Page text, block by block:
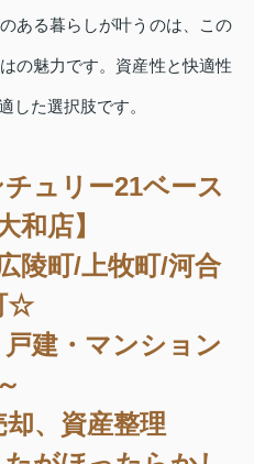
ある暮らしが叶うのは、この
の魅力です。資産性と快適性
した選択肢です。
ュリー21ベース
和店】
陵町/上牧町/河合
☆
建・マンション
～
、資産整理